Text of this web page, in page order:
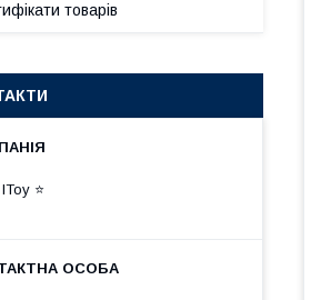
товарів
IToy ⭐